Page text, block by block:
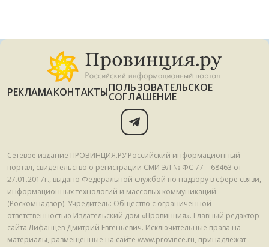
РЕКЛАМАКОНТАКТЫПОЛЬЗОВАТЕЛЬСКОЕ
СОГЛАШЕНИЕ
Сетевое издание ПРОВИНЦИЯ.РУ Российский информационный
портал, свидетельство о регистрации СМИ ЭЛ № ФС 77 – 68463 от
27.01.2017г., выдано Федеральной службой по надзору в сфере связи,
информационных технологий и массовых коммуникаций
(Роскомнадзор). Учредитель: Общество с ограниченной
ответственностью Издательский дом «Провинция». Главный редактор
сайта Лифанцев Дмитрий Евгеньевич. Исключительные права на
материалы, размещенные на сайте www.province.ru, принадлежат